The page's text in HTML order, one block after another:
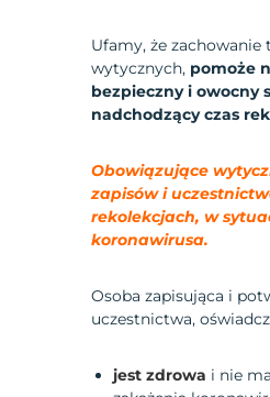
Ufamy, że zachowanie
wytycznych, pomoże
bezpieczny i owocny
nadchodzący czas
Obowiązujące
zapisów i
rekolekcjach, w
koronawirusa.
Osoba zapisująca i
uczestnictwa,
jest zdrowa i nie